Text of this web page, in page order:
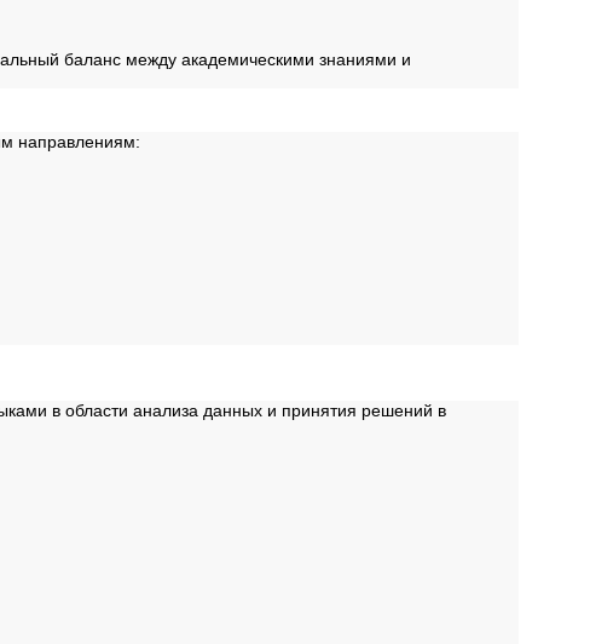
баланс между академическими знаниями и
направлениям:
в области анализа данных и принятия решений в